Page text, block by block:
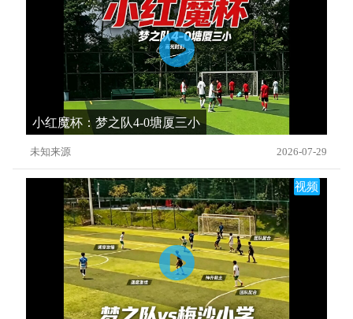
小红魔杯：梦之队4-0塘厦三小
未知来源 2026-07-29
视频